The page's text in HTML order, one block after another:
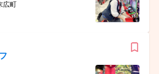
広町